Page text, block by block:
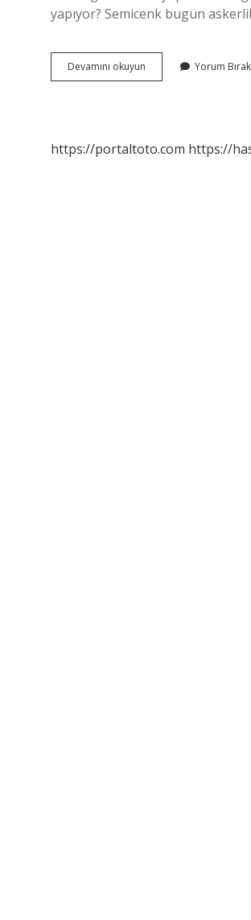
yapıyor? Semicenk bugün
Devamını okuyun Reynmen
Askerliğini
Yorum Bırak
https://portaltoto.com https://